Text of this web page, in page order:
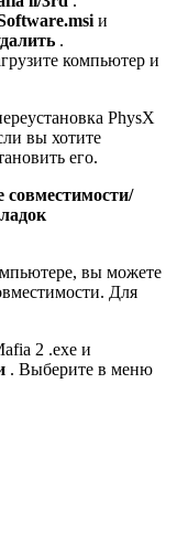
и
.
компьютер и
PhysX
вы хотите
его.
совместимости/
вы можете
Для
2 .exe и
. Выберите в меню